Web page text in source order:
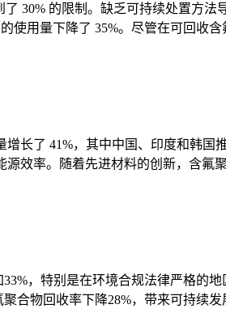
30% 的限制。缺乏可持续处置方法
使用量下降了 35%。尽管在可回收
长了 41%，其中中国、印度和韩国
效率。随着先进材料的创新，含氟
，特别是在环境合规法律严格的
合物回收率下降28%，带来可持续